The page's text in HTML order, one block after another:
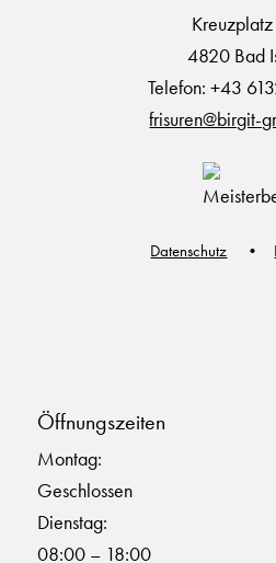
4820 Bad
Telefon: +43
frisuren@birgit-
Datenschutz
Öffnungszeiten
Montag:
Geschlossen
Dienstag:
08:00 – 18:00